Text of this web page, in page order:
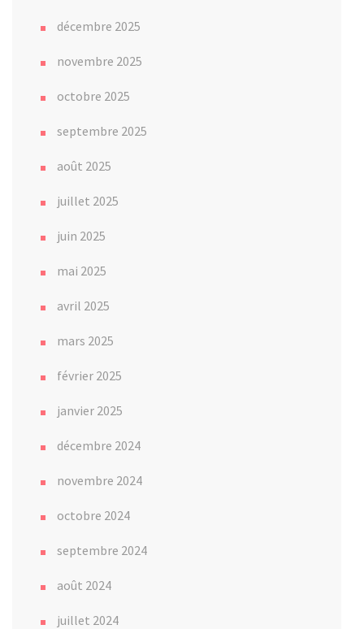
décembre 2025
novembre 2025
octobre 2025
septembre 2025
août 2025
juillet 2025
juin 2025
mai 2025
avril 2025
mars 2025
février 2025
janvier 2025
décembre 2024
novembre 2024
octobre 2024
septembre 2024
août 2024
juillet 2024